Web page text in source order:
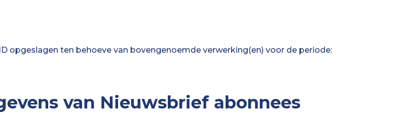
opgeslagen ten behoeve van bovengenoemde verwerking(en) voor de periode:
van Nieuwsbrief abonnees